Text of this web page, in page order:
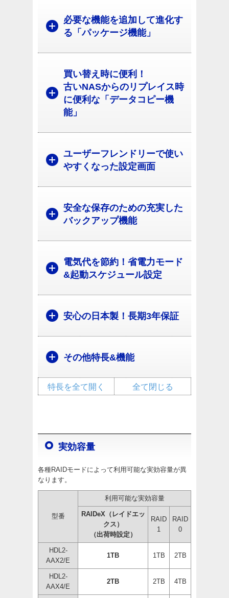
必要な機能を追加して進化す
る「パッケージ機能」
買い替え時に便利！
古いNASからのリプレイス時
に便利な「データコピー機
能」
ユーザーフレンドリーで使い
やすくなった設定画面
安全な保存のための充実した
バックアップ機能
電気代を節約！省電力モード
&起動スケジュール設定
安心の日本製！長期3年保証
その他特長&機能
全て閉じる
特長を全て開く
実効容量
各種RAIDモードによって利用可能な実効容量が異
なります。
型番
利用可能な実効容量
RAIDeX（レイドエッ
クス）
（出荷時設定）
RAID
1
RAID
0
HDL2-
AAX2/E
1TB 1TB 2TB
HDL2-
AAX4/E
2TB 2TB 4TB